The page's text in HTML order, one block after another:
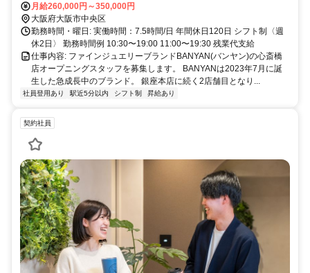
月給260,000円～350,000円
大阪府大阪市中央区
勤務時間・曜日: 実働時間：7.5時間/日 年間休日120日 シフト制〈週
休2日〉 勤務時間例 10:30〜19:00 11:00〜19:30 残業代支給
仕事内容: ファインジュエリーブランドBANYAN(バンヤン)の心斎橋
店オープニングスタッフを募集します。 BANYANは2023年7月に誕
生した急成長中のブランド。 銀座本店に続く2店舗目となり...
社員登用あり 駅近5分以内 シフト制 昇給あり
契約社員